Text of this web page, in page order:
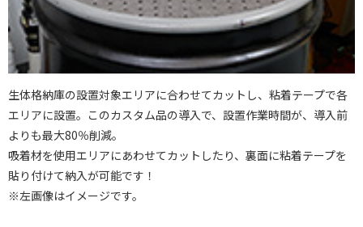
生体格納庫の設置対象エリアに合わせてカットし、粘着テープで各
エリアに設置。このカスタム品の導入で、設置作業時間が、導入前
よりも最大80％削減。
吸着材を使用エリアにあわせてカットしたり、裏面に粘着テープを
貼り付けて納入が可能です！
※左画像はイメージです。